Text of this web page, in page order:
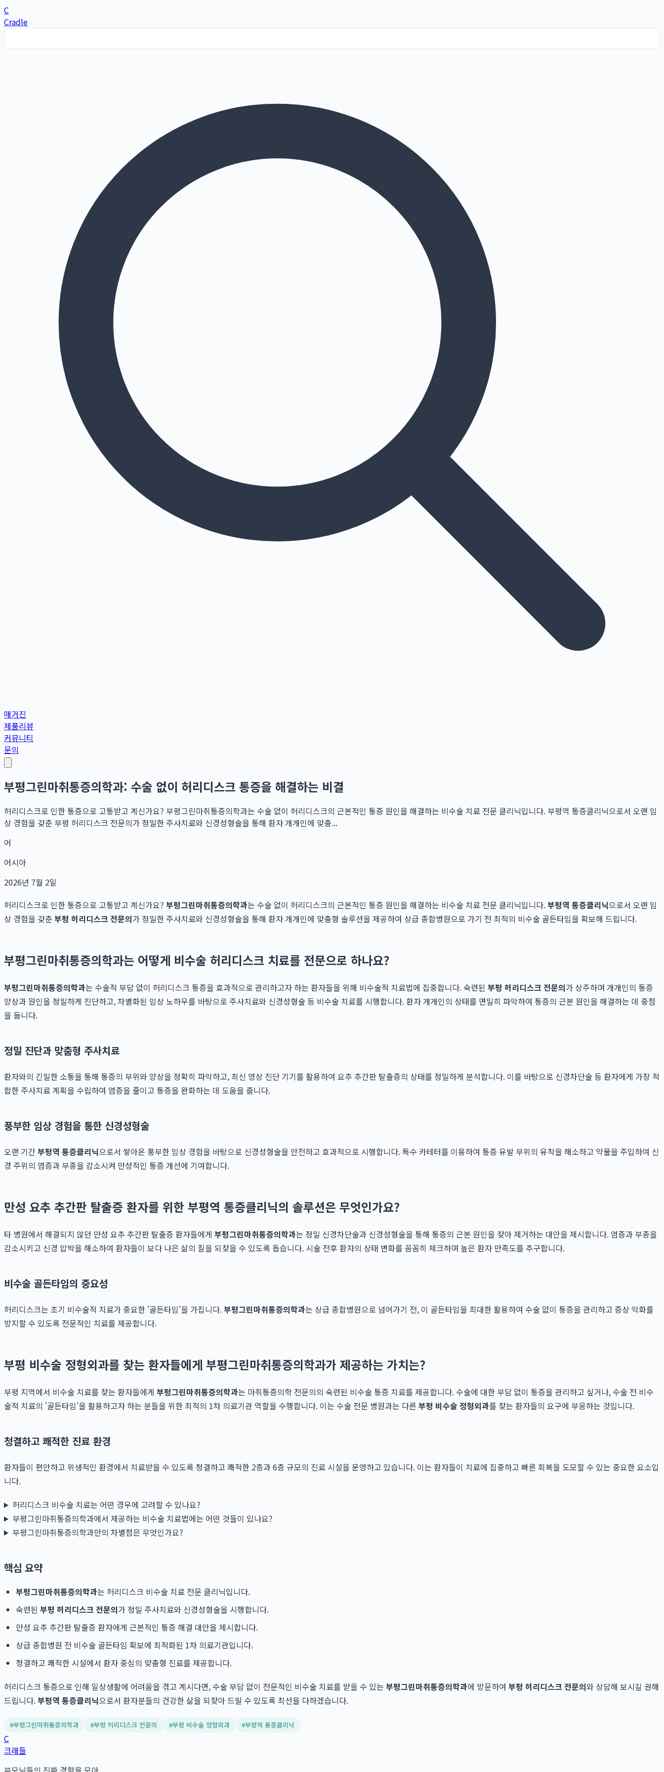
C
Cradle
매거진
제품리뷰
커뮤니티
문의
부평그린마취통증의학과: 수술 없이 허리디스크 통증을 해결하는 비결
허리디스크로 인한 통증으로 고통받고 계신가요? 부평그린마취통증의학과는 수술 없이 허리디스크의 근본적인 통증 원인을 해결하는 비수술 치료 전문 클리닉입니다. 부평역 통증클리닉으로서 오랜 임
상 경험을 갖춘 부평 허리디스크 전문의가 정밀한 주사치료와 신경성형술을 통해 환자 개개인에 맞춤...
어
어시아
2026년 7월 2일
허리디스크로 인한 통증으로 고통받고 계신가요? 부평그린마취통증의학과는 수술 없이 허리디스크의 근본적인 통증 원인을 해결하는 비수술 치료 전문 클리닉입니다.부평역 통증클리닉으로서 오랜 임
상 경험을 갖춘 부평 허리디스크 전문의가 정밀한 주사치료와 신경성형술을 통해 환자 개개인에 맞춤형 솔루션을 제공하여 상급 종합병원으로 가기 전 최적의 비수술 골든타임을 확보해 드립니다.
부평그린마취통증의학과는 어떻게 비수술 허리디스크 치료를 전문으로 하나요?
부평그린마취통증의학과는 수술적 부담 없이 허리디스크 통증을 효과적으로 관리하고자 하는 환자들을 위해 비수술적 치료법에 집중합니다. 숙련된 부평 허리디스크 전문의가 상주하며 개개인의 통증
양상과 원인을 정밀하게 진단하고, 차별화된 임상 노하우를 바탕으로 주사치료와 신경성형술 등 비수술 치료를 시행합니다. 환자 개개인의 상태를 면밀히 파악하여 통증의 근본 원인을 해결하는 데 중점
을 둡니다.
정밀 진단과 맞춤형 주사치료
환자와의 긴밀한 소통을 통해 통증의 부위와 양상을 정확히 파악하고, 최신 영상 진단 기기를 활용하여 요추 추간판 탈출증의 상태를 정밀하게 분석합니다. 이를 바탕으로 신경차단술 등 환자에게 가장 적
합한 주사치료 계획을 수립하여 염증을 줄이고 통증을 완화하는 데 도움을 줍니다.
풍부한 임상 경험을 통한 신경성형술
오랜 기간부평역 통증클리닉으로서 쌓아온 풍부한 임상 경험을 바탕으로 신경성형술을 안전하고 효과적으로 시행합니다. 특수 카테터를 이용하여 통증 유발 부위의 유착을 해소하고 약물을 주입하여 신
경 주위의 염증과 부종을 감소시켜 만성적인 통증 개선에 기여합니다.
만성 요추 추간판 탈출증 환자를 위한 부평역 통증클리닉의 솔루션은 무엇인가요?
타 병원에서 해결되지 않던 만성 요추 추간판 탈출증 환자들에게 부평그린마취통증의학과는 정밀 신경차단술과 신경성형술을 통해 통증의 근본 원인을 찾아 제거하는 대안을 제시합니다. 염증과 부종을
감소시키고 신경 압박을 해소하여 환자들이 보다 나은 삶의 질을 되찾을 수 있도록 돕습니다. 시술 전후 환자의 상태 변화를 꼼꼼히 체크하며 높은 환자 만족도를 추구합니다.
비수술 골든타임의 중요성
허리디스크는 초기 비수술적 치료가 중요한 '골든타임'을 가집니다.부평그린마취통증의학과는 상급 종합병원으로 넘어가기 전, 이 골든타임을 최대한 활용하여 수술 없이 통증을 관리하고 증상 악화를
방지할 수 있도록 전문적인 치료를 제공합니다.
부평 비수술 정형외과를 찾는 환자들에게 부평그린마취통증의학과가 제공하는 가치는?
부평 지역에서 비수술 치료를 찾는 환자들에게 부평그린마취통증의학과는 마취통증의학 전문의의 숙련된 비수술 통증 치료를 제공합니다. 수술에 대한 부담 없이 통증을 관리하고 싶거나, 수술 전 비수
술적 치료의 '골든타임'을 활용하고자 하는 분들을 위한 최적의 1차 의료기관 역할을 수행합니다. 이는 수술 전문 병원과는 다른 부평 비수술 정형외과를 찾는 환자들의 요구에 부응하는 것입니다.
청결하고 쾌적한 진료 환경
환자들이 편안하고 위생적인 환경에서 치료받을 수 있도록 청결하고 쾌적한 2층과 6층 규모의 진료 시설을 운영하고 있습니다. 이는 환자들이 치료에 집중하고 빠른 회복을 도모할 수 있는 중요한 요소입
니다.
허리디스크 비수술 치료는 어떤 경우에 고려할 수 있나요?
부평그린마취통증의학과에서 제공하는 비수술 치료법에는 어떤 것들이 있나요?
부평그린마취통증의학과만의 차별점은 무엇인가요?
핵심 요약
부평그린마취통증의학과는 허리디스크 비수술 치료 전문 클리닉입니다.
숙련된 부평 허리디스크 전문의가 정밀 주사치료와 신경성형술을 시행합니다.
만성 요추 추간판 탈출증 환자에게 근본적인 통증 해결 대안을 제시합니다.
상급 종합병원 전 비수술 골든타임 확보에 최적화된 1차 의료기관입니다.
청결하고 쾌적한 시설에서 환자 중심의 맞춤형 진료를 제공합니다.
허리디스크 통증으로 인해 일상생활에 어려움을 겪고 계시다면, 수술 부담 없이 전문적인 비수술 치료를 받을 수 있는 부평그린마취통증의학과에 방문하여 부평 허리디스크 전문의와 상담해 보시길 권해
드립니다.부평역 통증클리닉으로서 환자분들의 건강한 삶을 되찾아 드릴 수 있도록 최선을 다하겠습니다.
#부평그린마취통증의학과 #부평 허리디스크 전문의 #부평 비수술 정형외과 #부평역 통증클리닉
C
크래들